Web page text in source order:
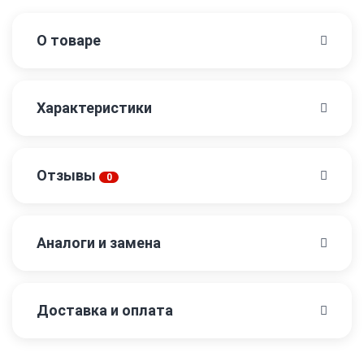
О товаре
Характеристики
Отзывы 0
Аналоги и замена
Доставка и оплата